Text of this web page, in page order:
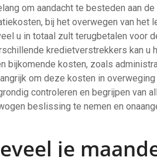
om aandacht te besteden aan
bij het overwegen van het
u in totaal zult terugbetalen voor
kredietverstrekkers kan u
bijkomende kosten, zoals
om deze kosten in
controleren en begrijpen van
beslissing te nemen en
je